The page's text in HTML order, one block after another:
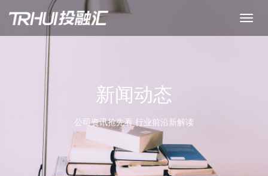
新闻动态
公司资讯抢先看 行业前沿新解读